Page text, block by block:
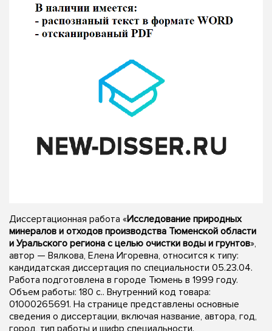
Диссертационная работа «Исследование природных
минералов и отходов производства Тюменской области
и Уральского региона с целью очистки воды и грунтов»,
автор — Вялкова, Елена Игоревна, относится к типу:
кандидатская диссертация по специальности 05.23.04.
Работа подготовлена в городе Тюмень в 1999 году.
Объем работы: 180 с.. Внутренний код товара:
01000265691. На странице представлены основные
сведения о диссертации, включая название, автора, год,
город, тип работы и шифр специальности.